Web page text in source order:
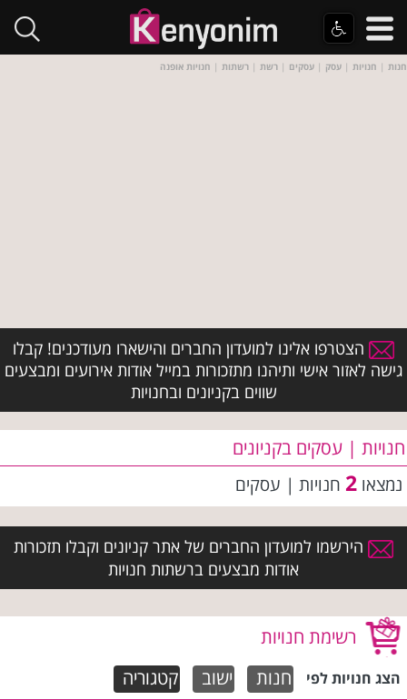
חנות | חנויות | עסק | עסקים | רשת | רשתות | חנויות אופנה
הצטרפו אלינו למועדון החברים והישארו מעודכנים! קבלו
גישה לאזור אישי ותיהנו מתזכורות במייל אודות אירועים ומבצעים
שווים בקניונים ובחנויות
חנויות | עסקים בקניונים
נמצאו 2 חנויות | עסקים
הירשמו למועדון החברים של אתר קניונים וקבלו תזכורות
אודות מבצעים ברשתות חנויות
רשימת חנויות
הצג חנויות לפי חנות ישוב קטגוריה